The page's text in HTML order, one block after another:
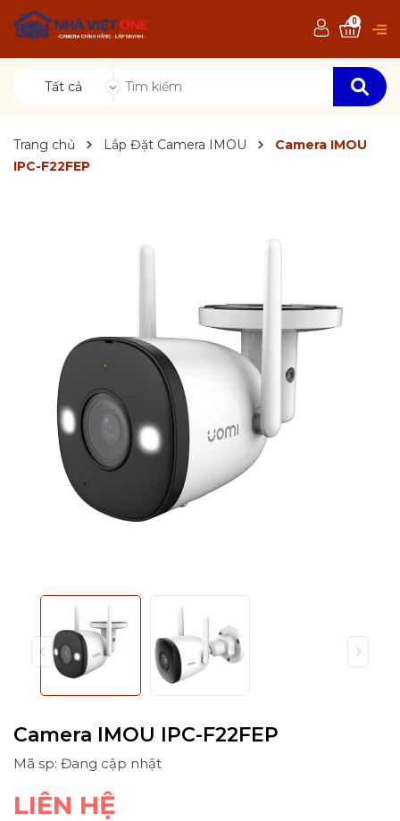
Tất cả
0
Trang chủ Lắp Đặt Camera IMOU
Camera IMOU
IPC-F22FEP
Camera IMOU IPC-F22FEP
Mã sp: Đang cập nhật
LIÊN HỆ